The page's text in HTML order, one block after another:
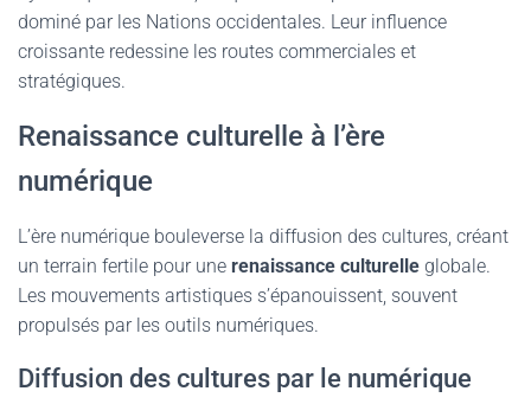
dominé par les Nations occidentales. Leur influence
croissante redessine les routes commerciales et
stratégiques.
Renaissance culturelle à l’ère
numérique
L’ère numérique bouleverse la diffusion des cultures, créant
un terrain fertile pour une renaissance culturelle globale.
Les mouvements artistiques s’épanouissent, souvent
propulsés par les outils numériques.
Diffusion des cultures par le numérique